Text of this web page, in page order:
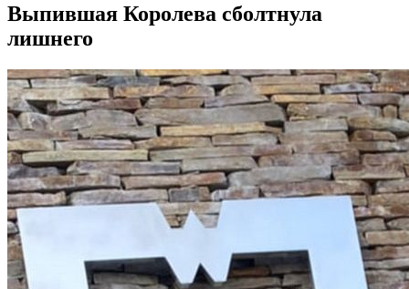
Выпившая Королева сболтнула
лишнего